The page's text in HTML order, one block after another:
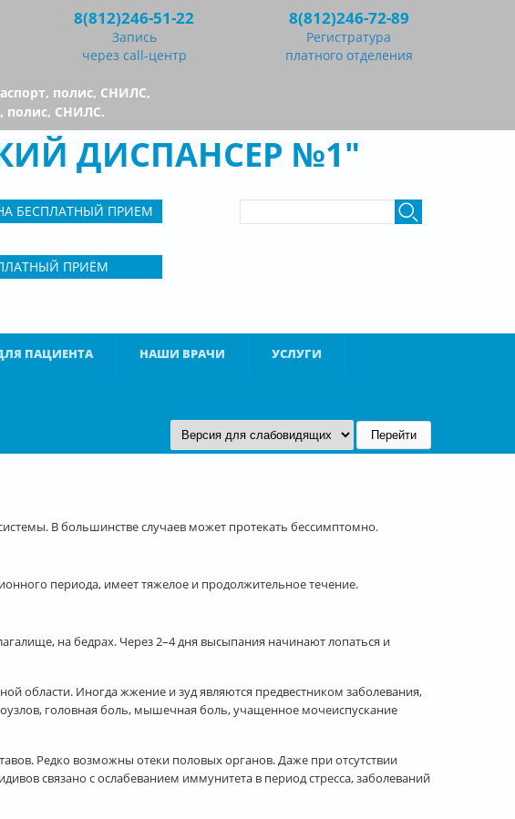
8(812)246-51-22
Запись
через call-центр
8(812)246-72-89
Регистратура
платного отделения
полис, СНИЛС,
полис, СНИЛC.
ДИСПАНСЕР №1"
БЕСПЛАТНЫЙ ПРИЕМ
ПРИЁМ
ПАЦИЕНТА НАШИ ВРАЧИ УСЛУГИ
В большинстве случаев может протекать бессимптомно.
периода, имеет тяжелое и продолжительное течение.
на бедрах. Через 2–4 дня высыпания начинают лопаться и
области. Иногда жжение и зуд являются предвестником заболевания,
головная боль, мышечная боль, учащенное мочеиспускание
Редко возможны отеки половых органов. Даже при отсутствии
связано с ослабеванием иммунитета в период стресса, заболеваний